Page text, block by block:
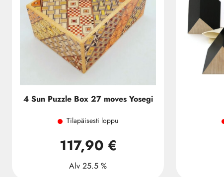
4 Sun Puzzle Box 27 moves Yosegi
Tilapäisesti loppu
117,90 €
Alv 25.5 %